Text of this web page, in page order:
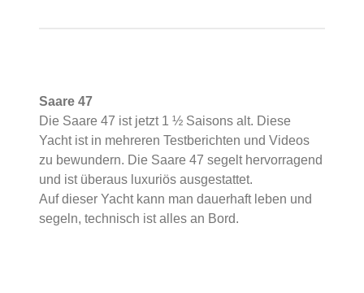
Saare 47
Die Saare 47 ist jetzt 1 ½ Saisons alt. Diese
Yacht ist in mehreren Testberichten und Videos
zu bewundern. Die Saare 47 segelt hervorragend
und ist überaus luxuriös ausgestattet.
Auf dieser Yacht kann man dauerhaft leben und
segeln, technisch ist alles an Bord.